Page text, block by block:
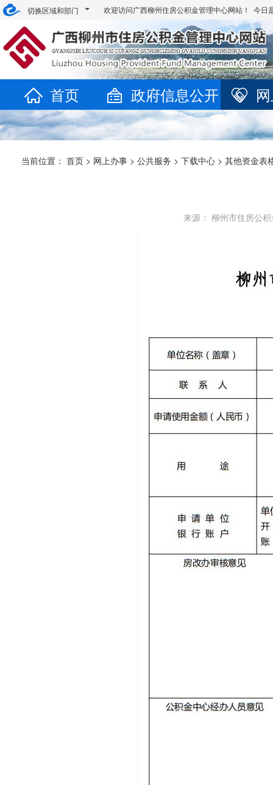
切换区域和部门 欢迎访问广西柳州住房公积金管理中心网站！ 今日
首页 政府信息公开
当前位置： 首页 > 网上办事 > 公共服务 > 下载中心 > 其他资金表
来源： 柳州市住房公